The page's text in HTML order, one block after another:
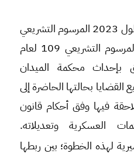
أصدر بشار الأسد بتاريخ 3 أيلول 2023 المرسوم التشريعي
32 القاضي بإنهاء العمل بالمرسوم التشريعي 109 لعام
بإحداث محكمة الميدان
بحالتها الحاضرة إلى
فيها وفق أحكام قانون
العسكرية وتعديلاته.
لهذه الخطوة؛ بين ربطها